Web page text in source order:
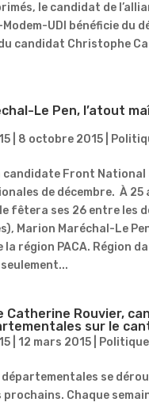
le candidat de
UDI bénéficie du
candidat Christophe
Le Pen, l’atout
| 8 octobre 2015|
candidate Front National
de décembre. À 25
fêtera ses 26 entre les
Marion Maréchal-Le
la région PACA. Région
Catherine Rouvier,
sur le
| 12 mars 2015| Politique
départementales se
prochains. Chaque